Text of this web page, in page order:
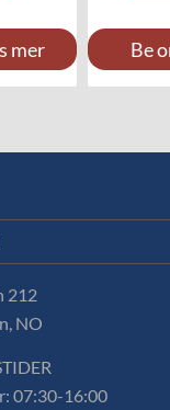
mer Be
212
NO
07:30-16:00